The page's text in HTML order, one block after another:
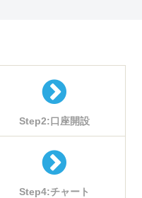
Step2:口座開設
Step4:チャート